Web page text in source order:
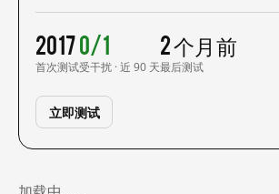
2017
首次测试
0/1
受干扰 · 近 90 天
2 个月前
最后测试
立即测试